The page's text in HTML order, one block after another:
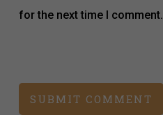
for the next time I comment.